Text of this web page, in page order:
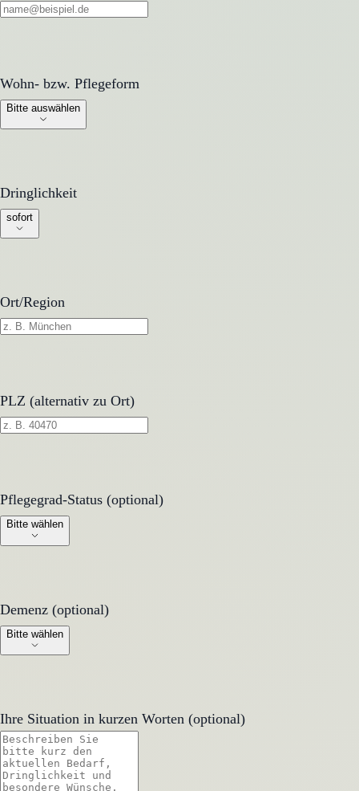
Wohn- bzw. Pflegeform
Wohn- bzw. Pflegeform
Bitte auswählen
Dringlichkeit
Dringlichkeit
sofort
Ort/Region
PLZ (alternativ zu Ort)
Pflegegrad-Status (optional)
Pflegegrad-Status (optional)
Bitte wählen
Demenz (optional)
Demenz (optional)
Bitte wählen
Ihre Situation in kurzen Worten (optional)